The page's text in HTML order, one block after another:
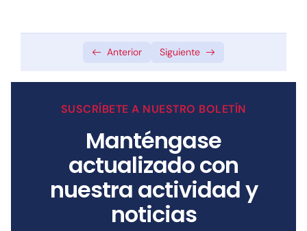
EXAMEN 0/1
Certificación Provisional – Nivel 0
Certificación – Nivel 1
Certificación – Nivel 2
Anterior Siguiente
SUSCRÍBETE A NUESTRO BOLETÍN
Manténgase
actualizado con
nuestra actividad y
noticias